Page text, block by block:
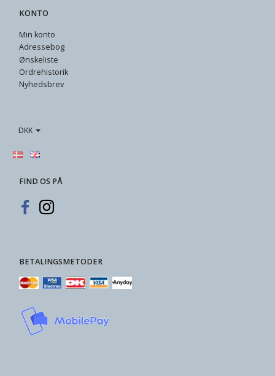
KONTO
Min konto
Adressebog
Ønskeliste
Ordrehistorik
Nyhedsbrev
DKK
FIND OS PÅ
BETALINGSMETODER